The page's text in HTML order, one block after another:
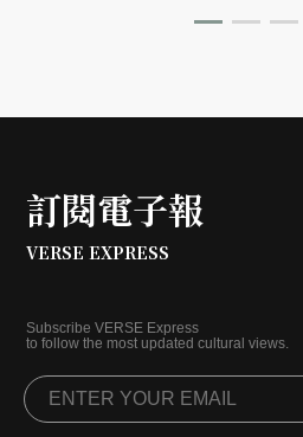
訂閱電子報
VERSE EXPRESS
Subscribe VERSE Express
to follow the most updated cultural views.